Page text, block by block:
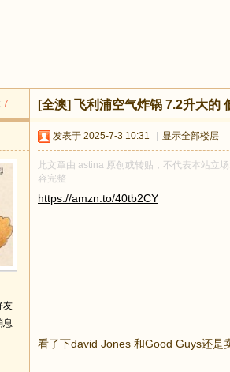
7 [全澳] 飞利浦空气炸锅 7.2升大的
友
息
发表于 2025-7-3 10:31 显示全部楼层
此文章由 astina 原创或转贴，不代表本站立
容完整
https://amzn.to/40tb2CY
看了下david Jones 和Good Guys还是